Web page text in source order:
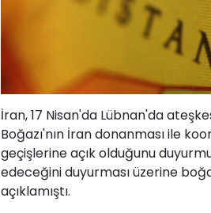
İran, 17 Nisan'da Lübnan'da
Boğazı'nın İran donanması ile
geçişlerine açık olduğunu
edeceğini duyurması üzerine
açıklamıştı.